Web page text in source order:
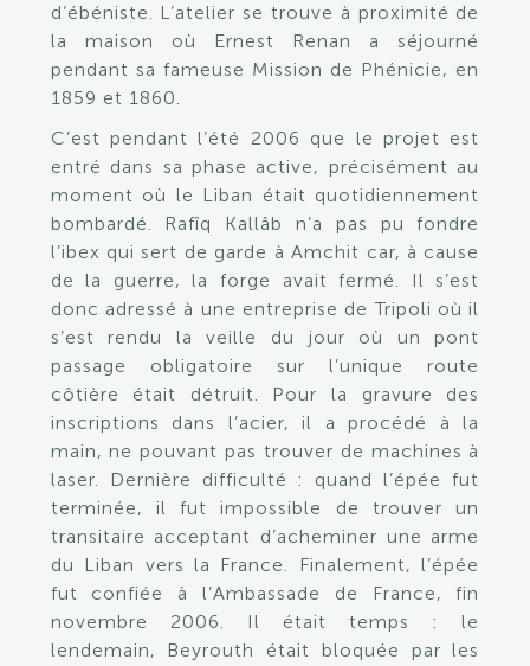
d’ébéniste. L’atelier se trouve à proximité de
la maison où Ernest Renan a séjourné
pendant sa fameuse Mission de Phénicie, en
1859 et 1860.
C’est pendant l’été 2006 que le projet est
entré dans sa phase active, précisément au
moment où le Liban était quotidiennement
bombardé. Rafîq Kallâb n’a pas pu fondre
l’ibex qui sert de garde à Amchit car, à cause
de la guerre, la forge avait fermé. Il s’est
donc adressé à une entreprise de Tripoli où il
s’est rendu la veille du jour où un pont
passage obligatoire sur l’unique route
côtière était détruit. Pour la gravure des
inscriptions dans l’acier, il a procédé à la
main, ne pouvant pas trouver de machines à
laser. Dernière difficulté : quand l’épée fut
terminée, il fut impossible de trouver un
transitaire acceptant d’acheminer une arme
du Liban vers la France. Finalement, l’épée
fut confiée à l’Ambassade de France, fin
novembre 2006. Il était temps : le
lendemain, Beyrouth était bloquée par les